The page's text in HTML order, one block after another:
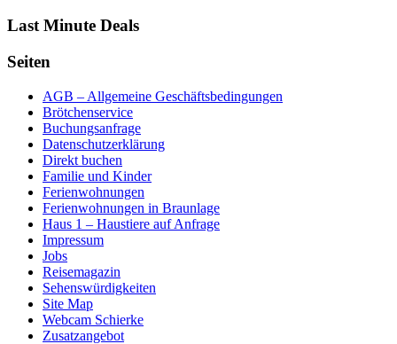
Last Minute Deals
Seiten
AGB – Allgemeine Geschäftsbedingungen
Brötchenservice
Buchungsanfrage
Datenschutzerklärung
Direkt buchen
Familie und Kinder
Ferienwohnungen
Ferienwohnungen in Braunlage
Haus 1 – Haustiere auf Anfrage
Impressum
Jobs
Reisemagazin
Sehenswürdigkeiten
Site Map
Webcam Schierke
Zusatzangebot